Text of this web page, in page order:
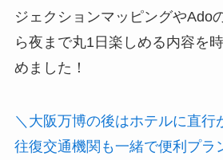
ジェクションマッピングやAdo
ら夜まで丸1日楽しめる内容を
めました！
＼大阪万博の後はホテルに直行
往復交通機関も一緒で便利プラ